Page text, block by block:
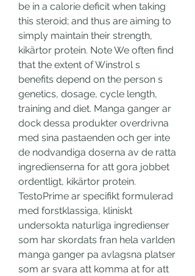
be in a calorie deficit when taking
this steroid; and thus are aiming to
simply maintain their strength,
kikärtor protein. Note We often find
that the extent of Winstrol s
benefits depend on the person s
genetics, dosage, cycle length,
training and diet. Manga ganger ar
dock dessa produkter overdrivna
med sina pastaenden och ger inte
de nodvandiga doserna av de ratta
ingredienserna for att gora jobbet
ordentligt, kikärtor protein.
TestoPrime ar specifikt formulerad
med forstklassiga, kliniskt
undersokta naturliga ingredienser
som har skordats fran hela varlden
manga ganger pa avlagsna platser
som ar svara att komma at for att